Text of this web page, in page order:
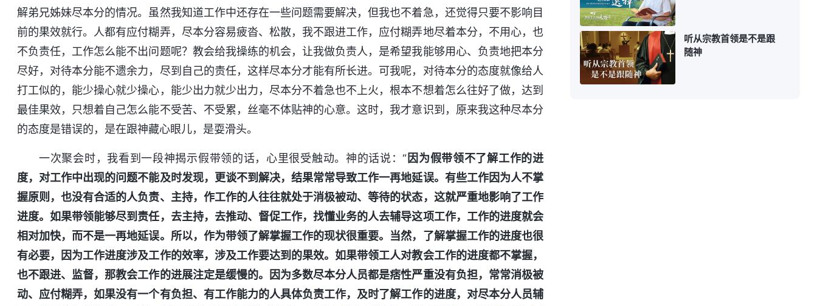
解弟兄姊妹尽本分的情况。虽然我知道工作中还存在一些问题需要解决，但我也不着急，还觉得只要不影响目
前的果效就行。人都有应付糊弄，尽本分容易疲沓、松散，我不跟进工作，应付糊弄地尽着本分，不用心，也
不负责任，工作怎么能不出问题呢？教会给我操练的机会，让我做负责人，是希望我能够用心、负责地把本分
尽好，对待本分能不遗余力，尽到自己的责任，这样尽本分才能有所长进。可我呢，对待本分的态度就像给人
打工似的，能少操心就少操心，能少出力就少出力，尽本分不着急也不上火，根本不想着怎么往好了做，达到
最佳果效，只想着自己怎么能不受苦、不受累，丝毫不体贴神的心意。这时，我才意识到，原来我这种尽本分
的态度是错误的，是在跟神藏心眼儿，是耍滑头。
一次聚会时，我看到一段神揭示假带领的话，心里很受触动。神的话说：“因为假带领不了解工作的进
度，对工作中出现的问题不能及时发现，更谈不到解决，结果常常导致工作一再地延误。有些工作因为人不掌
握原则，也没有合适的人负责、主持，作工作的人往往就处于消极被动、等待的状态，这就严重地影响了工作
进度。如果带领能够尽到责任，去主持，去推动、督促工作，找懂业务的人去辅导这项工作，工作的进度就会
相对加快，而不是一再地延误。所以，作为带领了解掌握工作的现状很重要。当然，了解掌握工作的进度也很
有必要，因为工作进度涉及工作的效率，涉及工作要达到的果效。如果带领工人对教会工作的进度都不掌握，
也不跟进、监督，那教会工作的进展注定是缓慢的。因为多数尽本分人员都是痞性严重没有负担，常常消极被
动、应付糊弄，如果没有一个有负担、有工作能力的人具体负责工作，及时了解工作的进度，对尽本分人员辅
听从宗教首领是不是跟
随神